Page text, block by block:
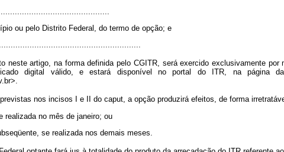
ou pelo Distrito Federal, do termo de opção; e
neste artigo, na forma definida pelo CGITR, será exercido exclusivamente
digital válido, e estará disponível no portal do ITR, na página
nos incisos I e II do caput, a opção produzirá efeitos, de forma
realizada no mês de janeiro; ou
se realizada nos demais meses.